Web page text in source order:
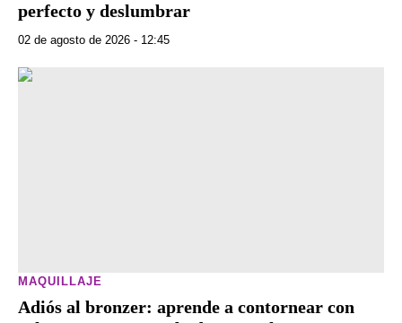
perfecto y deslumbrar
02 de agosto de 2026 - 12:45
MAQUILLAJE
Adiós al bronzer: aprende a contornear con